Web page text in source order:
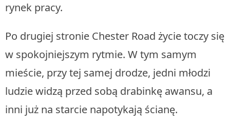
rynek pracy.
Po drugiej stronie Chester Road życie toczy się
w spokojniejszym rytmie. W tym samym
mieście, przy tej samej drodze, jedni młodzi
ludzie widzą przed sobą drabinkę awansu, a
inni już na starcie napotykają ścianę.